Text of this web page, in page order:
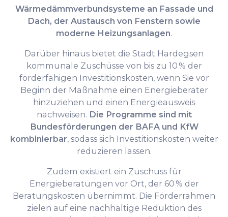
Wärmedämmverbundsysteme an Fassade und
Dach, der Austausch von Fenstern sowie
moderne Heizungsanlagen.
Darüber hinaus bietet die Stadt Hardegsen
kommunale Zuschüsse von bis zu 10 % der
förderfähigen Investitionskosten, wenn Sie vor
Beginn der Maßnahme einen Energieberater
hinzuziehen und einen Energieausweis
nachweisen. Die Programme sind mit
Bundesförderungen der BAFA und KfW
kombinierbar, sodass sich Investitionskosten weiter
reduzieren lassen.
Zudem existiert ein Zuschuss für
Energieberatungen vor Ort, der 60 % der
Beratungskosten übernimmt. Die Förderrahmen
zielen auf eine nachhaltige Reduktion des